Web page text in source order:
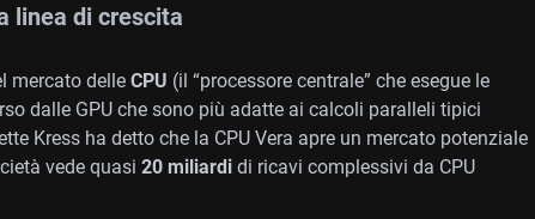
linea di crescita
mercato delle CPU (il “processore centrale” che esegue le
dalle GPU che sono più adatte ai calcoli paralleli tipici
Kress ha detto che la CPU Vera apre un mercato potenziale
vede quasi 20 miliardi di ricavi complessivi da CPU